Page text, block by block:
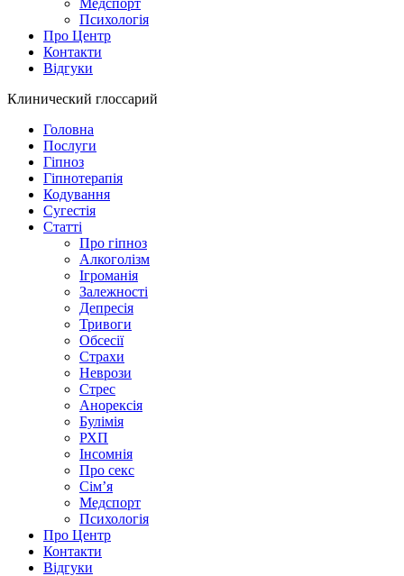
Медспорт
Психологія
Про Центр
Контакти
Відгуки
Клинический глоссарий
Головна
Послуги
Гіпноз
Гіпнотерапія
Кодування
Сугестія
Статті
Про гіпноз
Алкоголізм
Ігроманія
Залежності
Депресія
Тривоги
Обсесії
Страхи
Неврози
Стрес
Анорексія
Булімія
РХП
Інсомнія
Про секс
Сім’я
Медспорт
Психологія
Про Центр
Контакти
Відгуки